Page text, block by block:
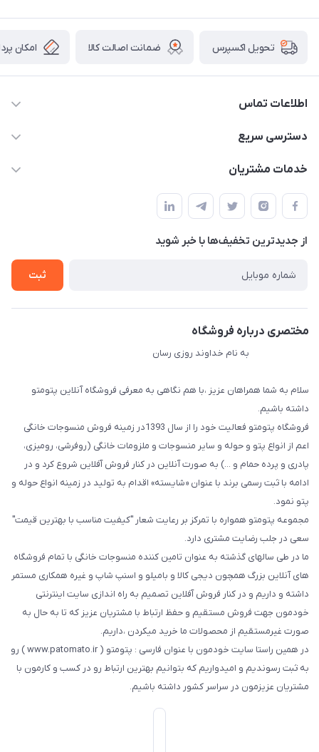
تحویل اکسپرس ضمانت اصالت کالا امکان
اطلاعات تماس
09034287359
دسترسی سریع
حساب کاربری
لیست محصولات
درباره ما
خدمات مشتریان
قوانین و مقررات
حریم خصوصی
راهنما
از جدید‌ترین تخفیف‌ها با‌ خبر شوید
ثبت
مختصری درباره فروشگاه
به نام خداوند روزی رسان
سلام به شما همراهان عزیز ،با هم نگاهی به معرفی فروشگاه آنلاین پتومتو
داشته باشیم.
فروشگاه پتومتو فعالیت خود را از سال 1393در زمینه فروش منسوجات خانگی
اعم از انواع پتو و حوله و سایر منسوجات و ملزومات خانگی (روفرشی، رومیزی،
پادری و پرده حمام و ...) به صورت آنلاین در کنار فروش آفلاین شروع کرد و در
ادامه با ثبت رسمی برند با عنوان «شایسته» اقدام به تولید در زمینه انواع حوله و
پتو نمود.
مجموعه پتومتو همواره با تمرکز بر رعایت شعار "کیفیت مناسب با بهترین قیمت"
سعی در جلب رضایت مشتری دارد.
ما در طی سالهای گذشته به عنوان تامین کننده منسوجات خانگی با تمام فروشگاه
های آنلاین بزرگ همچون دیجی کالا و بامیلو و اسنپ شاپ و غیره همکاری مستمر
داشته و داریم و در کنار فروش آفلاین تصمیم به راه اندازی سایت اینترنتی
خودمون جهت فروش مستقیم و حفظ ارتباط با مشتریان عزیز که تا به حال به
صورت غیرمستقیم از محصولات ما خرید میکردن ،داریم.
در همین راستا سایت خودمون با عنوان فارسی : پتومتو ( www.patomato.ir ) رو
به ثبت رسوندیم و امیدواریم که بتوانیم بهترین ارتباط رو در کسب و کارمون با
مشتریان عزیزمون در سراسر کشور داشته باشیم.